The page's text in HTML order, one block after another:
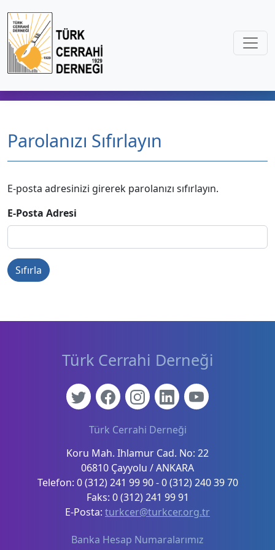
Parolanızı Sıfırlayın
E-posta adresinizi girerek parolanızı sıfırlayın.
E-Posta Adresi
Sıfırla
Türk Cerrahi Derneği
Koru Mah. Ihlamur Cad. No: 22
06810 Çayyolu / ANKARA
Telefon: 0 (312) 241 99 90 - 0 (312) 240 39 70
Faks: 0 (312) 241 99 91
E-Posta: turkcer@turkcer.org.tr
Türk Cerrahi Derneği
Banka Hesap Numaralarımız